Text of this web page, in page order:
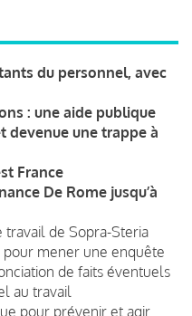
du personnel, avec
: une aide publique
devenue une trappe à
France
De Rome jusqu’à
de Sopra-Steria
pour mener une enquête
de faits éventuels
au travail
pour prévenir et agir